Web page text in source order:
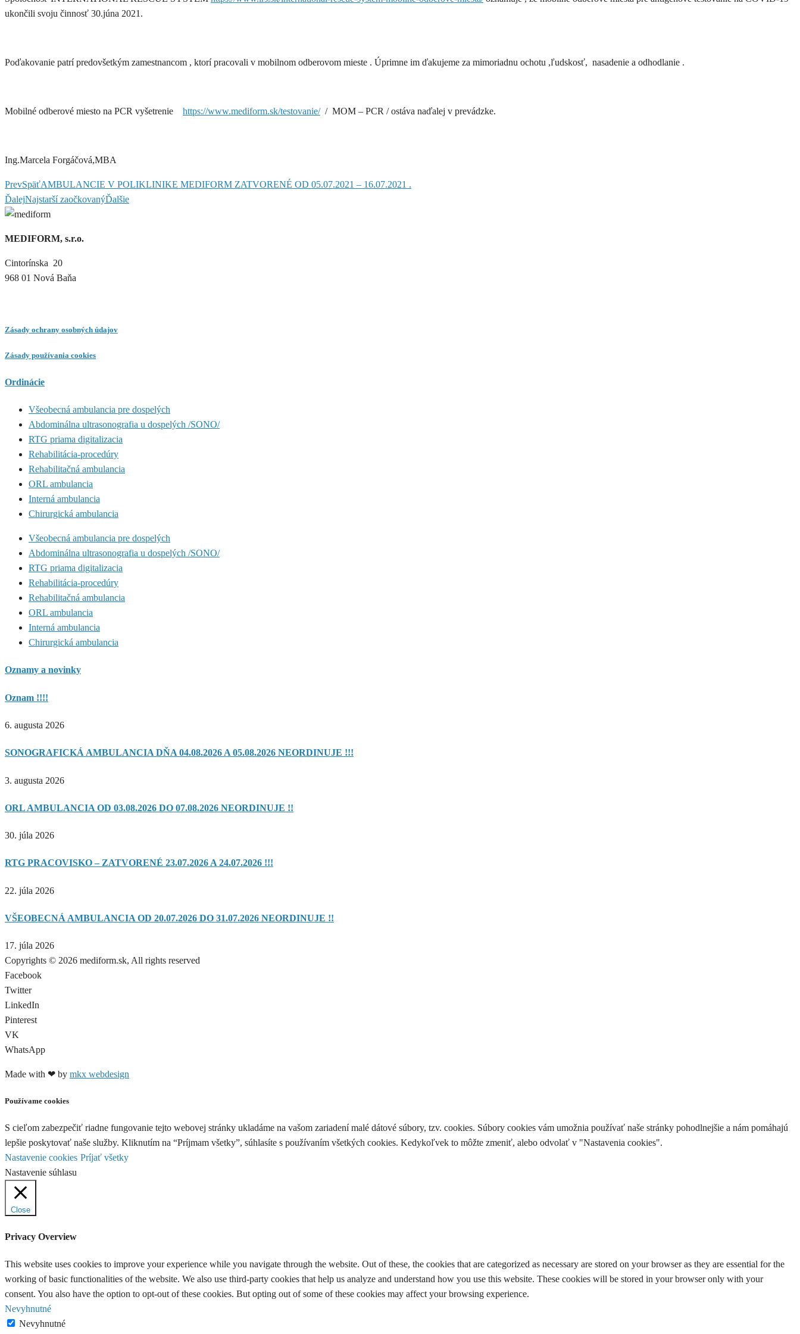
ukončili svoju činnosť 30.júna 2021.
Poďakovanie patrí predovšetkým zamestnancom , ktorí pracovali v mobilnom odberovom mieste . Úprimne im ďakujeme za mimoriadnu ochotu ,ľudskosť, nasadenie a odhodlanie .
Mobilné odberové miesto na PCR vyšetrenie https://www.mediform.sk/testovanie// MOM – PCR / ostáva naďalej v prevádzke.
Ing.Marcela Forgáčová,MBA
PrevSpäťAMBULANCIE V POLIKLINIKE MEDIFORM ZATVORENÉ OD 05.07.2021 – 16.07.2021 .
ĎalejNajstarší zaočkovanýĎalšie
MEDIFORM, s.r.o.
Cintorínska 20
968 01 Nová Baňa
Zásady ochrany osobných údajov
Zásady používania cookies
Ordinácie
Všeobecná ambulancia pre dospelých
Abdominálna ultrasonografia u dospelých /SONO/
RTG priama digitalizacia
Rehabilitácia-procedúry
Rehabilitačná ambulancia
ORL ambulancia
Interná ambulancia
Chirurgická ambulancia
Všeobecná ambulancia pre dospelých
Abdominálna ultrasonografia u dospelých /SONO/
RTG priama digitalizacia
Rehabilitácia-procedúry
Rehabilitačná ambulancia
ORL ambulancia
Interná ambulancia
Chirurgická ambulancia
Oznamy a novinky
Oznam !!!!
6. augusta 2026
SONOGRAFICKÁ AMBULANCIA DŇA 04.08.2026 A 05.08.2026 NEORDINUJE !!!
3. augusta 2026
ORL AMBULANCIA OD 03.08.2026 DO 07.08.2026 NEORDINUJE !!
30. júla 2026
RTG PRACOVISKO – ZATVORENÉ 23.07.2026 A 24.07.2026 !!!
22. júla 2026
VŠEOBECNÁ AMBULANCIA OD 20.07.2026 DO 31.07.2026 NEORDINUJE !!
17. júla 2026
Copyrights © 2026 mediform.sk, All rights reserved​
Facebook
Twitter
LinkedIn
Pinterest
VK
WhatsApp
Made with ❤ by mkx webdesign
Používame cookies
S cieľom zabezpečiť riadne fungovanie tejto webovej stránky ukladáme na vašom zariadení malé dátové súbory, tzv. cookies. Súbory cookies vám umožnia používať naše stránky pohodlnejšie a nám pomáhajú
lepšie poskytovať naše služby. Kliknutím na “Príjmam všetky”, súhlasíte s používaním všetkých cookies. Kedykoľvek to môžte zmeniť, alebo odvolať v "Nastavenia cookies".
Nastavenie cookies Príjať všetky
Nastavenie súhlasu
Close
Privacy Overview
This website uses cookies to improve your experience while you navigate through the website. Out of these, the cookies that are categorized as necessary are stored on your browser as they are essential for the
working of basic functionalities of the website. We also use third-party cookies that help us analyze and understand how you use this website. These cookies will be stored in your browser only with your
consent. You also have the option to opt-out of these cookies. But opting out of some of these cookies may affect your browsing experience.
Nevyhnutné
Nevyhnutné